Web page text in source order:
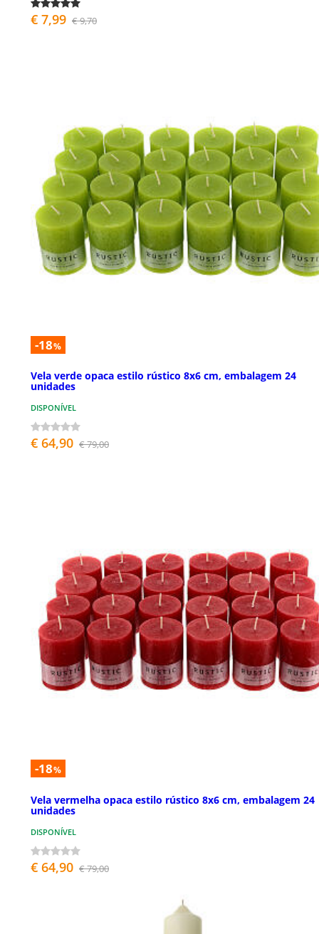
€ 7,99 € 9,70
-18%
Vela verde opaca estilo rústico 8x6 cm, embalagem 24
unidades
DISPONÍVEL
€ 64,90 € 79,00
-18%
Vela vermelha opaca estilo rústico 8x6 cm, embalagem 24
unidades
DISPONÍVEL
€ 64,90 € 79,00